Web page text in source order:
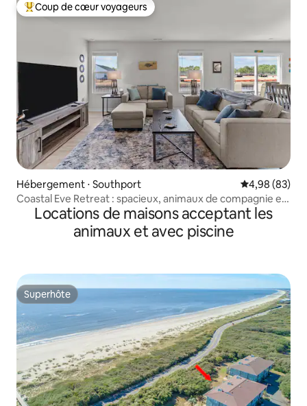
Coups de cœur voyageurs les plus appréciés
Coup de cœur voyageurs
Hébergement ⋅ Southport Évaluation
4,98 (83)
Coastal Eve Retreat : spacieux, animaux de compagnie et
entièrement équipé !
Locations de maisons acceptant les
animaux et avec piscine
Superhôte
Superhôte